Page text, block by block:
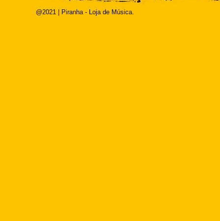
@2021 | Piranha - Loja de Música.